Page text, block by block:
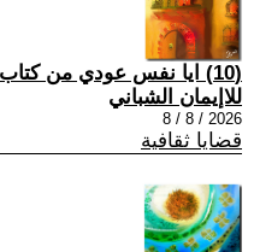
(10) ايا نفس عودي من كتاب(انثى من زمن آخر)
للاإيمان الشباني
2026 / 8 / 8
قضايا ثقافية